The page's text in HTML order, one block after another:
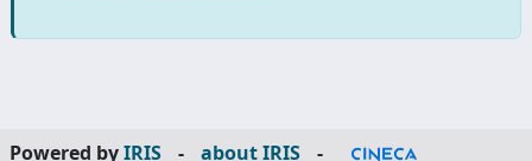
Powered byIRIS - about IRIS -